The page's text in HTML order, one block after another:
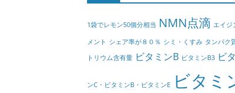
1袋でレモン50個分相当 NMN点滴 エイジ
メント シェア率が８０％ シミ・くすみ タンパク
トリウム含有量 ビタミンB ビタミンB3 ビ
ンC・ビタミンB・ビタミンE ビタミ